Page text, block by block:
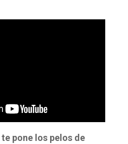
pone los pelos de